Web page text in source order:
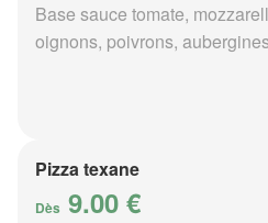
Base sauce tomate,
oignons, poivrons,
Pizza texane
Dès 9.00 €